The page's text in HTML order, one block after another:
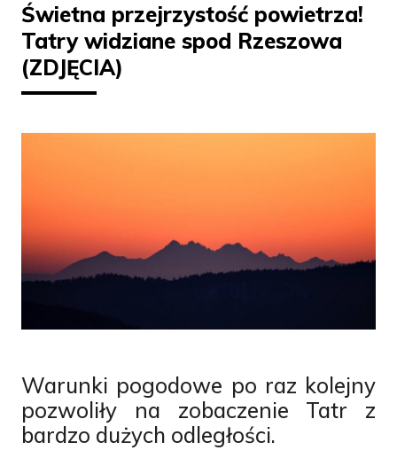
Świetna przejrzystość powietrza!
Tatry widziane spod Rzeszowa
(ZDJĘCIA)
Warunki pogodowe po raz kolejny
pozwoliły na zobaczenie Tatr z
bardzo dużych odległości.